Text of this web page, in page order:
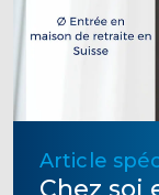
Article
Chez soi